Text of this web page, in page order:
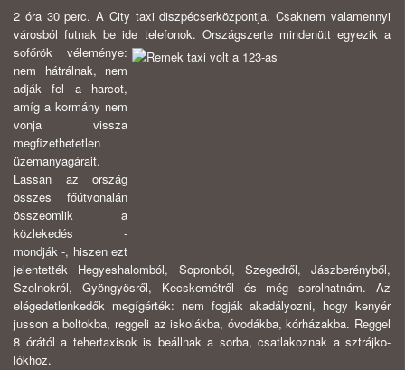
2 óra 30 perc. A City taxi diszpécserközpontja. Csaknem valamennyi
vá­rosból futnak be ide telefonok. Országszerte mindenütt egyezik a
sofőrök véle­ménye:
nem hátrálnak, nem
adják fel a harcot,
amíg a kormány nem
vonja vissza
megfizethetetlen
üzemanyagárait.
Lassan az ország
összes főútvonalán
összeomlik a
közlekedés -
mondják -, hiszen ezt
jelentették Hegyeshalomból, Sopronból, Szegedről, Jászberényből,
Szolnokról, Gyöngyösről, Kecskemétről és még sorolhatnám. Az
elégedetlenkedők megígérték: nem fogják akadályozni, hogy kenyér
jusson a boltokba, reggeli az iskolákba, óvodákba, kórházakba. Reggel
8 órától a tehertaxisok is beállnak a sorba, csatlakoznak a sztrájko-
lókhoz.